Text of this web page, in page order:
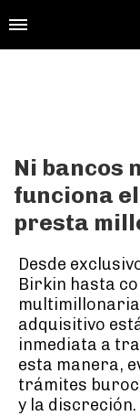
Ni bancos
funciona
presta
Desde
Birkin hasta
adquisitivo
inmediata a
esta manera,
trámites
y la discreción.